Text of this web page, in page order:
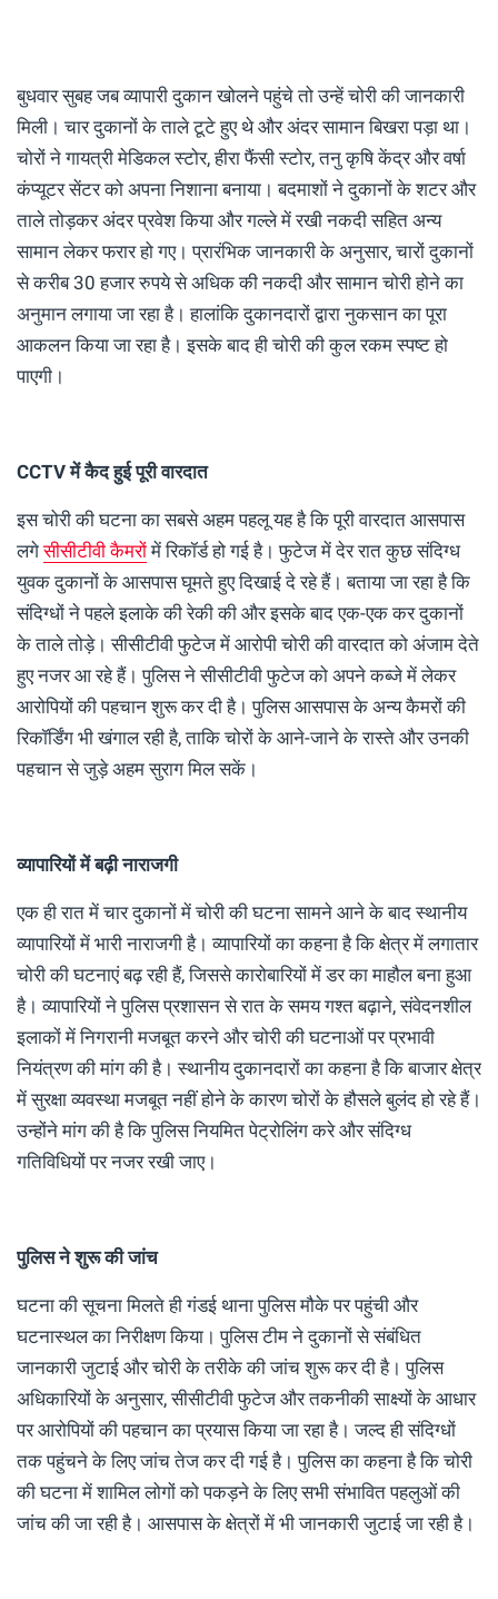
बुधवार सुबह जब व्यापारी दुकान खोलने पहुंचे तो उन्हें चोरी की जानकारी
मिली। चार दुकानों के ताले टूटे हुए थे और अंदर सामान बिखरा पड़ा था।
चोरों ने गायत्री मेडिकल स्टोर, हीरा फैंसी स्टोर, तनु कृषि केंद्र और वर्षा
कंप्यूटर सेंटर को अपना निशाना बनाया। बदमाशों ने दुकानों के शटर और
ताले तोड़कर अंदर प्रवेश किया और गल्ले में रखी नकदी सहित अन्य
सामान लेकर फरार हो गए। प्रारंभिक जानकारी के अनुसार, चारों दुकानों
से करीब 30 हजार रुपये से अधिक की नकदी और सामान चोरी होने का
अनुमान लगाया जा रहा है। हालांकि दुकानदारों द्वारा नुकसान का पूरा
आकलन किया जा रहा है। इसके बाद ही चोरी की कुल रकम स्पष्ट हो
पाएगी।
CCTV में कैद हुई पूरी वारदात
इस चोरी की घटना का सबसे अहम पहलू यह है कि पूरी वारदात आसपास
लगेसीसीटीवी कैमरोंमें रिकॉर्ड हो गई है। फुटेज में देर रात कुछ संदिग्ध
युवक दुकानों के आसपास घूमते हुए दिखाई दे रहे हैं। बताया जा रहा है कि
संदिग्धों ने पहले इलाके की रेकी की और इसके बाद एक-एक कर दुकानों
के ताले तोड़े। सीसीटीवी फुटेज में आरोपी चोरी की वारदात को अंजाम देते
हुए नजर आ रहे हैं। पुलिस ने सीसीटीवी फुटेज को अपने कब्जे में लेकर
आरोपियों की पहचान शुरू कर दी है। पुलिस आसपास के अन्य कैमरों की
रिकॉर्डिंग भी खंगाल रही है, ताकि चोरों के आने-जाने के रास्ते और उनकी
पहचान से जुड़े अहम सुराग मिल सकें।
व्यापारियों में बढ़ी नाराजगी
एक ही रात में चार दुकानों में चोरी की घटना सामने आने के बाद स्थानीय
व्यापारियों में भारी नाराजगी है। व्यापारियों का कहना है कि क्षेत्र में लगातार
चोरी की घटनाएं बढ़ रही हैं, जिससे कारोबारियों में डर का माहौल बना हुआ
है। व्यापारियों ने पुलिस प्रशासन से रात के समय गश्त बढ़ाने, संवेदनशील
इलाकों में निगरानी मजबूत करने और चोरी की घटनाओं पर प्रभावी
नियंत्रण की मांग की है। स्थानीय दुकानदारों का कहना है कि बाजार क्षेत्र
में सुरक्षा व्यवस्था मजबूत नहीं होने के कारण चोरों के हौसले बुलंद हो रहे हैं।
उन्होंने मांग की है कि पुलिस नियमित पेट्रोलिंग करे और संदिग्ध
गतिविधियों पर नजर रखी जाए।
पुलिस ने शुरू की जांच
घटना की सूचना मिलते ही गंडई थाना पुलिस मौके पर पहुंची और
घटनास्थल का निरीक्षण किया। पुलिस टीम ने दुकानों से संबंधित
जानकारी जुटाई और चोरी के तरीके की जांच शुरू कर दी है। पुलिस
अधिकारियों के अनुसार, सीसीटीवी फुटेज और तकनीकी साक्ष्यों के आधार
पर आरोपियों की पहचान का प्रयास किया जा रहा है। जल्द ही संदिग्धों
तक पहुंचने के लिए जांच तेज कर दी गई है। पुलिस का कहना है कि चोरी
की घटना में शामिल लोगों को पकड़ने के लिए सभी संभावित पहलुओं की
जांच की जा रही है। आसपास के क्षेत्रों में भी जानकारी जुटाई जा रही है।